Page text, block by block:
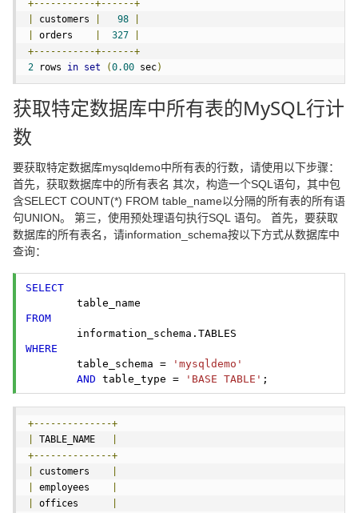
+-----------+------+
customers 98
orders 327
+-----------+------+
2 rows in set (0.00 sec)
获取特定数据库中所有表的MySQL行计
数
要获取特定数据库mysqldemo中所有表的行数，请使用以下步骤：
首先，获取数据库中的所有表名 其次，构造一个SQL语句，其中包
含SELECT COUNT(*) FROM table_name以分隔的所有表的所有语
句UNION。 第三，使用预处理语句执行SQL 语句。 首先，要获取
数据库的所有表名，请information_schema按以下方式从数据库中
查询：
SELECT
FROM
WHERE
	table_schema =
'mysqldemo'
AND table_type = 'BASE TABLE' ;
+--------------+
TABLE_NAME
+--------------+
customers
employees
offices